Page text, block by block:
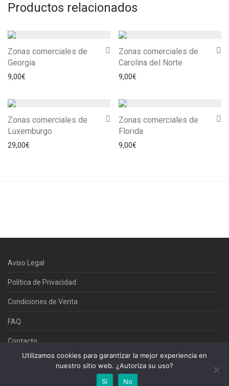
Productos relacionados
Zonas comerciales de
Georgia
9,00€
Zonas comerciales de
Carolina del Norte
9,00€
Zonas comerciales de
Luxemburgo
29,00€
Zonas comerciales de
Florida
9,00€
Aviso Legal
Política de Privacidad
Condiciones de Venta
FAQ
Contacto
©Commedi 2025
Utilizamos cookies para garantizar la mejor experiencia en
nuestro sitio web. ¿Autoriza su uso?
Sí
No